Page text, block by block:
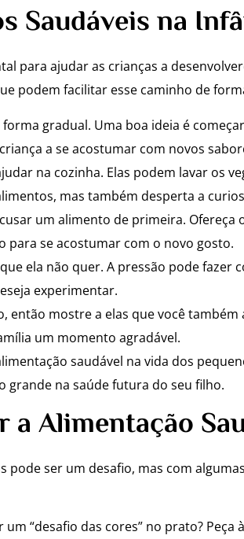
Saudáveis na
para ajudar as crianças a
podem facilitar esse caminho de
gradual. Uma boa ideia é
a se acostumar com novos
na cozinha. Elas podem lavar os
mas também desperta a
um alimento de primeira.
para se acostumar com o novo gosto.
ela não quer. A pressão pode fazer
experimentar.
então mostre a elas que você
um momento agradável.
saudável na vida dos
grande na saúde futura do seu filho.
Alimentação
ser um desafio, mas com
um “desafio das cores” no prato?